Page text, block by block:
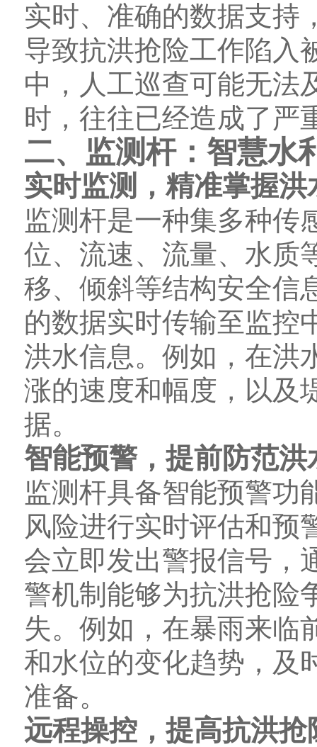
实时、准确的数据支持
导致抗洪抢险工作陷入
中，人工巡查可能无法
时，往往已经造成了严
二、监测杆：智慧水
实时监测，精准掌握洪
监测杆是一种集多种传
位、流速、流量、水质
移、倾斜等结构安全信
的数据实时传输至监控
洪水信息。例如，在洪
涨的速度和幅度，以及
据。
智能预警，提前防范洪
监测杆具备智能预警功
风险进行实时评估和预
会立即发出警报信号，
警机制能够为抗洪抢险
失。例如，在暴雨来临
和水位的变化趋势，及
准备。
远程操控，提高抗洪抢